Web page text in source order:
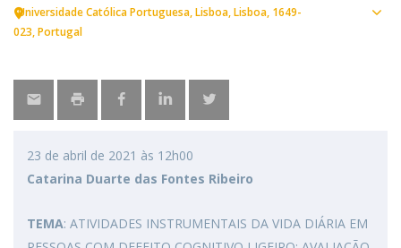
Universidade Católica Portuguesa Lisboa Lisboa 1649-
023 Portugal
23 de abril de 2021 às 12h00
Catarina Duarte das Fontes Ribeiro
TEMA: ATIVIDADES INSTRUMENTAIS DA VIDA DIÁRIA EM